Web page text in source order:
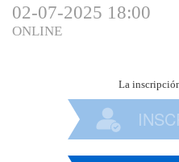
02-07-2025 18:00
ONLINE
La